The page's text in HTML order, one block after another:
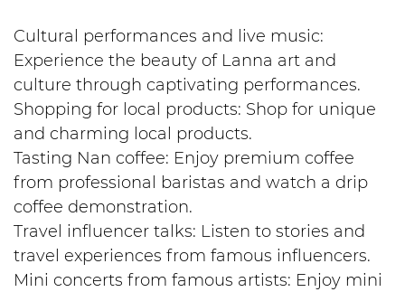
Cultural performances and live music:
Experience the beauty of Lanna art and
culture through captivating performances.
Shopping for local products: Shop for unique
and charming local products.
Tasting Nan coffee: Enjoy premium coffee
from professional baristas and watch a drip
coffee demonstration.
Travel influencer talks: Listen to stories and
travel experiences from famous influencers.
Mini concerts from famous artists: Enjoy mini